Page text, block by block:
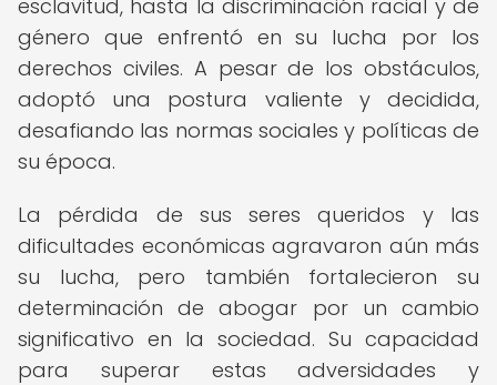
esclavitud, hasta la discriminación racial y de
género que enfrentó en su lucha por los
derechos civiles. A pesar de los obstáculos,
adoptó una postura valiente y decidida,
desafiando las normas sociales y políticas de
su época.
La pérdida de sus seres queridos y las
dificultades económicas agravaron aún más
su lucha, pero también fortalecieron su
determinación de abogar por un cambio
significativo en la sociedad. Su capacidad
para superar estas adversidades y